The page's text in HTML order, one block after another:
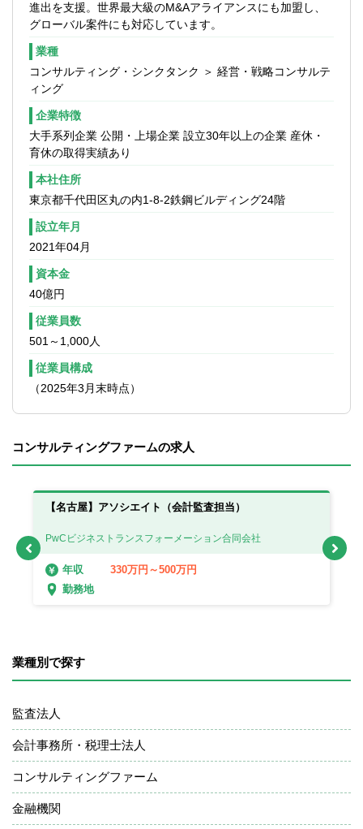
入社後、3週間程度は日本M&Aセンターの中
途入社者向けの研修を受講し、M&Aプロセ
その後、PMIコンサルティングの研修を経
進出を支援。世界最大級のM&Aアライアンスにも加盟し、
グローバル案件にも対応しています。
業種
コンサルティング・シンクタンク ＞ 経営・戦略コンサルテ
ィング
企業特徴
大手系列企業 公開・上場企業 設立30年以上の企業 産休・
育休の取得実績あり
本社住所
東京都千代田区丸の内1-8-2鉄鋼ビルディング24階
設立年月
2021年04月
資本金
40億円
従業員数
501～1,000人
従業員構成
（2025年3月末時点）
コンサルティングファームの求人
【名古屋】アソシエイト（会計監査担当）
PwCビジネストランスフォーメーション合同会社
年収
330万円～500万円
勤務地
業種別で探す
監査法人
会計事務所・税理士法人
コンサルティングファーム
金融機関